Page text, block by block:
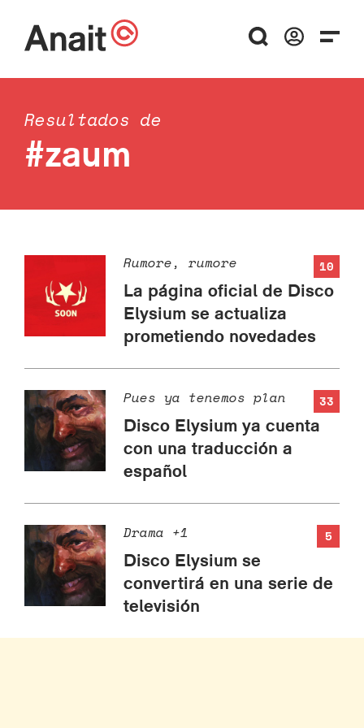
Resultados de
#zaum
10
Rumore, rumore
La página oficial de Disco
Elysium se actualiza
prometiendo novedades
33
Pues ya tenemos plan
Disco Elysium ya cuenta
con una traducción a
español
5
Drama +1
Disco Elysium se
convertirá en una serie de
televisión